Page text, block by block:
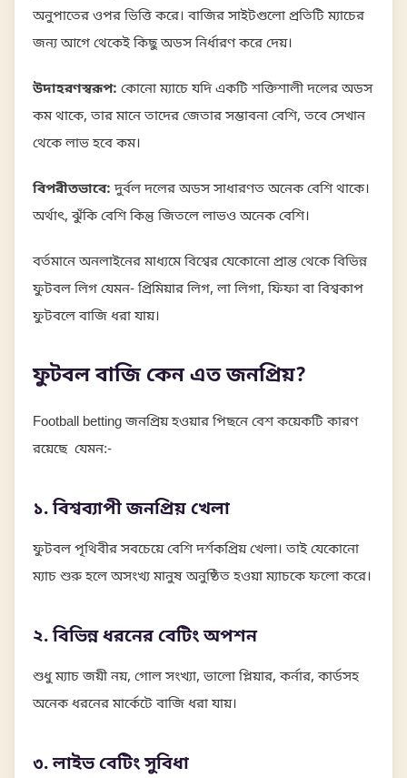
অনুপাতের ওপর ভিত্তি করে। বাজির সাইটগুলো প্রতিটি ম্যাচের
জন্য আগে থেকেই কিছু অডস নির্ধারণ করে দেয়।
উদাহরণস্বরূপ: কোনো ম্যাচে যদি একটি শক্তিশালী দলের অডস
কম থাকে, তার মানে তাদের জেতার সম্ভাবনা বেশি, তবে সেখান
থেকে লাভ হবে কম।
বিপরীতভাবে: দুর্বল দলের অডস সাধারণত অনেক বেশি থাকে।
অর্থাৎ, ঝুঁকি বেশি কিন্তু জিতলে লাভও অনেক বেশি।
বর্তমানে অনলাইনের মাধ্যমে বিশ্বের যেকোনো প্রান্ত থেকে বিভিন্ন
ফুটবল লিগ যেমন- প্রিমিয়ার লিগ, লা লিগা, ফিফা বা বিশ্বকাপ
ফুটবলে বাজি ধরা যায়।
ফুটবল বাজি কেন এত জনপ্রিয়?
Football betting জনপ্রিয় হওয়ার পিছনে বেশ কয়েকটি কারণ
রয়েছে যেমন:-
১. বিশ্বব্যাপী জনপ্রিয় খেলা
ফুটবল পৃথিবীর সবচেয়ে বেশি দর্শকপ্রিয় খেলা। তাই যেকোনো
ম্যাচ শুরু হলে অসংখ্য মানুষ অনুষ্ঠিত হওয়া ম্যাচকে ফলো করে।
২. বিভিন্ন ধরনের বেটিং অপশন
শুধু ম্যাচ জয়ী নয়, গোল সংখ্যা, ভালো প্লিয়ার, কর্নার, কার্ডসহ
অনেক ধরনের মার্কেটে বাজি ধরা যায়।
৩. লাইভ বেটিং সুবিধা